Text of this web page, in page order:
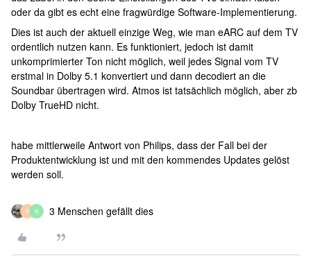
oder da gibt es echt eine fragwürdige Software-Implementierung.
Dies ist auch der aktuell einzige Weg, wie man eARC auf dem TV
ordentlich nutzen kann. Es funktioniert, jedoch ist damit
unkomprimierter Ton nicht möglich, weil jedes Signal vom TV
erstmal in Dolby 5.1 konvertiert und dann decodiert an die
Soundbar übertragen wird. Atmos ist tatsächlich möglich, aber zb
Dolby TrueHD nicht.
habe mittlerweile Antwort von Philips, dass der Fall bei der
Produktentwicklung ist und mit den kommendes Updates gelöst
werden soll.
R R 3 Menschen gefällt dies